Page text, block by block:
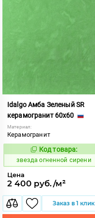
Idalgo Амба Зеленый SR
керамогранит 60x60
Материал:
Керамогранит
445839
Код товара:
звезда огненной сирени
Цена
2 400 руб./м²
Заказ в 1 клик